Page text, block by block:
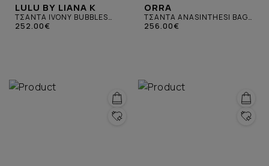
LULU BY LIANA K
ΤΣΑΝΤΑ IVONY BUBBLES
ΜΙΚΡΗ ΛΕΥΚΗ ΜΕ
252.00€
ORRA
ΤΣΑΝΤΑ ANASINTHESI BAG
ΣΚΟΥΡΟ ΓΚΡΙ
256.00€